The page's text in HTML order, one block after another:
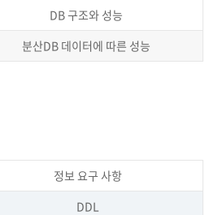
DB 구조와 성능
분산DB 데이터에 따른 성능
정보 요구 사항
DDL